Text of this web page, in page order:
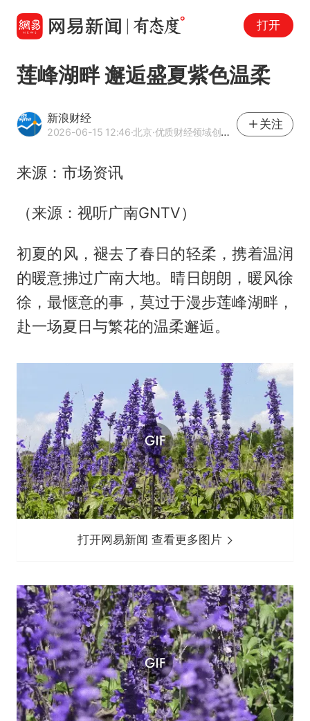
打开
莲峰湖畔 邂逅盛夏紫色温柔
新浪财经
2026-06-15 12:46·北京·优质财经领域创作者
关注
来源：市场资讯
（来源：视听广南GNTV）
初夏的风，褪去了春日的轻柔，携着温润
的暖意拂过广南大地。晴日朗朗，暖风徐
徐，最惬意的事，莫过于漫步莲峰湖畔，
赴一场夏日与繁花的温柔邂逅。
打开网易新闻 查看更多图片